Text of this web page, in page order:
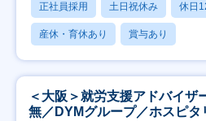
正社員採用 土日祝休み 休日
産休・育休あり 賞与あり
＜大阪＞就労支援アドバイザ
無／DYMグループ／ホスピタ